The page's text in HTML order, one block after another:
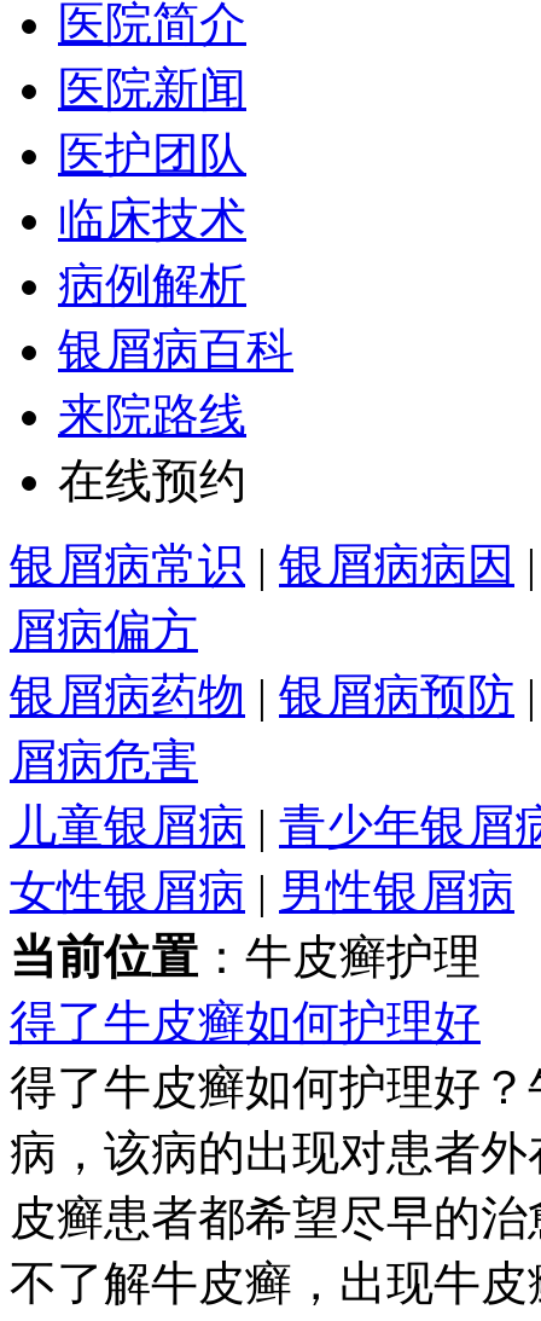
医院简介
医院新闻
医护团队
临床技术
病例解析
银屑病百科
来院路线
在线预约
银屑病常识 | 银屑病病因
屑病偏方
银屑病药物 | 银屑病预防
屑病危害
儿童银屑病 | 青少年银屑
女性银屑病 | 男性银屑病
当前位置 ：牛皮癣护理
得了牛皮癣如何护理好
得了牛皮癣如何护理好
病，该病的出现对患者
皮癣患者都希望尽早的
不了解牛皮癣，出现牛